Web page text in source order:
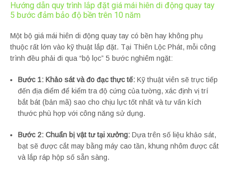
Hướng dẫn quy trình lắp đặt giá mái hiên di động quay tay
5 bước đảm bảo độ bền trên 10 năm
Một bộ giá mái hiên di động quay tay có bền hay không phụ
thuộc rất lớn vào kỹ thuật lắp đặt. Tại Thiên Lộc Phát, mỗi công
trình đều phải đi qua “bộ lọc” 5 bước nghiêm ngặt:
Bước 1: Khảo sát và đo đạc thực tế: Kỹ thuật viên sẽ trực tiếp
đến địa điểm để kiểm tra độ cứng của tường, xác định vị trí
bắt bát (bản mã) sao cho chịu lực tốt nhất và tư vấn kích
thước phù hợp với công năng sử dụng.
Bước 2: Chuẩn bị vật tư tại xưởng: Dựa trên số liệu khảo sát,
bạt sẽ được cắt may bằng máy cao tần, khung nhôm được cắt
và lắp ráp hộp số sẵn sàng.